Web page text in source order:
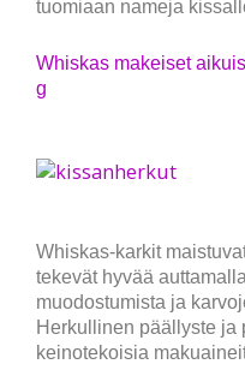
tuomiaan nameja
Whiskas makeiset
g
Whiskas-karkit
tekevät hyvää
muodostumista ja
Herkullinen päällyste ja
keinotekoisia